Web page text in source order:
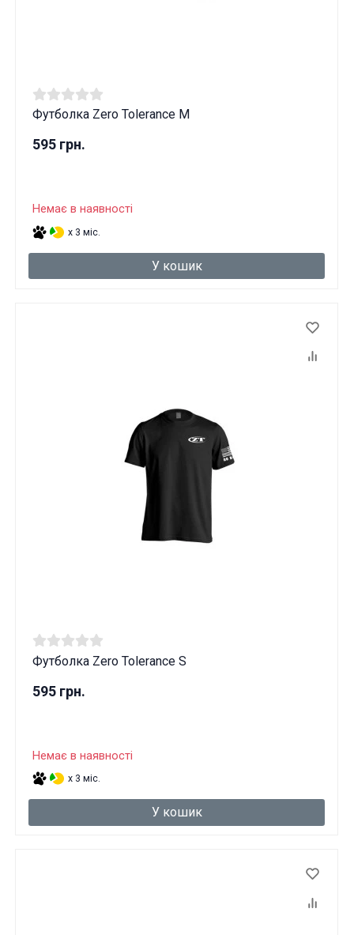
Футболка Zero Tolerance M
595 грн.
Немає в наявності
x 3 міс.
У кошик
Футболка Zero Tolerance S
595 грн.
Немає в наявності
x 3 міс.
У кошик